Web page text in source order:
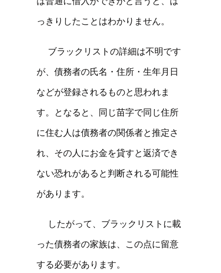
っきりしたことはわかりません。
ブラックリストの詳細は不明です
が、債務者の氏名・住所・生年月日
などが登録されるものと思われま
す。となると、同じ苗字で同じ住所
に住む人は債務者の関係者と推定さ
れ、その人にお金を貸すと返済でき
ない恐れがあると判断される可能性
があります。
したがって、ブラックリストに載
った債務者の家族は、この点に留意
する必要があります。